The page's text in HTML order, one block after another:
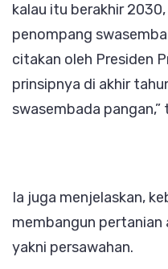
kalau itu berakhir
penompang
citakan oleh Presiden
prinsipnya di akhir
swasembada pangan,”
Ia juga menjelaskan,
membangun pertanian
yakni persawahan.